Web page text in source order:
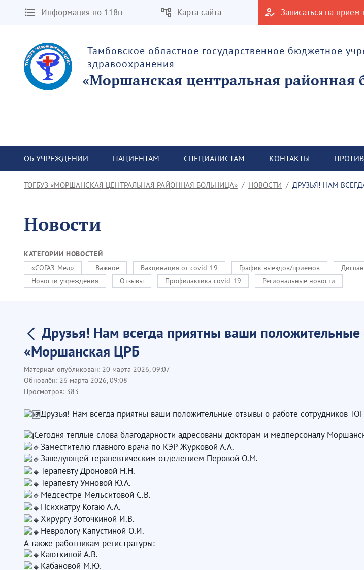
Информация по 118н Карта сайта Записаться на прием
Тамбовское областное государственное бюджетное
здравоохранения
«Моршанская центральная районная
ОБ УЧРЕЖДЕНИИ ПАЦИЕНТАМ СПЕЦИАЛИСТАМ КОНТАКТЫ
ТОГБУЗ «МОРШАНСКАЯ ЦЕНТРАЛЬНАЯ РАЙОННАЯ БОЛЬНИЦА» НОВОСТИ ДРУЗЬЯ! НАМ ВСЕГДА
Новости
КАТЕГОРИИ НОВОСТЕЙ
«СОГАЗ-Мед»
Важное Вакцинация от covid-19 График выездов/приемов
Новости учреждения
Отзывы Профилактика covid-19 Региональные новости
Друзья! Нам всегда приятны ваши
«Моршанская ЦРБ ​
Материал опубликован: 20 марта 2026, 09:07
Обновлён: 26 марта 2026, 09:08
Просмотров: 383
Друзья! Нам всегда приятны ваши положительные отзывы о работе сотрудников
Сегодня теплые слова благодарности адресованы докторам и медперсоналу
Заместителю главного врача по КЭР Журковой А.А.
Заведующей терапевтическим отделением Перовой О.М.
Терапевту Дроновой Н.Н.
Терапевту Умновой Ю.А.
Медсестре Мельситовой С.В.
Психиатру Когаю А.А.
Хирургу Зоточкиной И.В.
Неврологу Капустиной О.И.
А также работникам регистратуры:
Каюткиной А.В.
Кабановой М.Ю.